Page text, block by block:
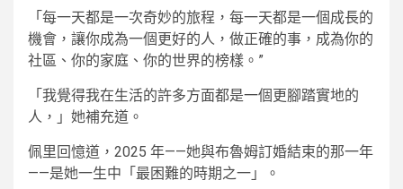
「每一天都是一次奇妙的旅程，每一天都是一個成長的
機會，讓你成為一個更好的人，做正確的事，成為你的
社區、你的家庭、你的世界的榜樣。”
「我覺得我在生活的許多方面都是一個更腳踏實地的
人，」她補充道。
佩里回憶道，2025 年——她與布魯姆訂婚結束的那一年
——是她一生中「最困難的時期之一」。